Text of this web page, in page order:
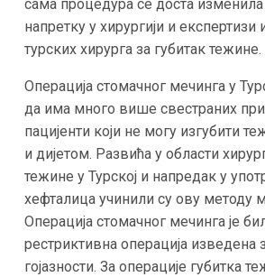
сама процедура се доста изменила
напретку у хирургији и експертизи
турских хирурга за губитак тежине.
Операција стомачног мечинга у
да има много више свестраних
пацијенти који не могу изгубити
и дијетом. Развића у области
тежине у Турској и напредак у
хефталица учинили су ову методу
Операција стомачног мечинга је
рестриктивна операција изведена
гојазности. За операције губитка